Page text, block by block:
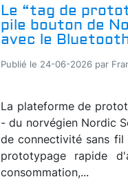
Le “tag de
pile bouton de
avec le
Publié le 24-06-2026 par
La plateforme de
- du norvégien Nordic
de connectivité sans fil
prototypage rapide
consommation,...